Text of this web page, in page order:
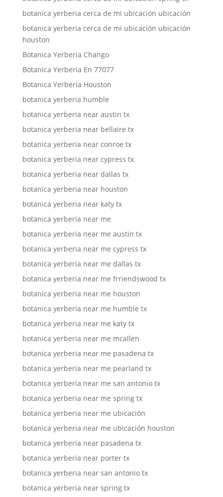
botanica yerberia cerca de mi ubicación ubicación
botanica yerberia cerca de mi ubicación ubicación
houston
Botanica Yerberia Chango
Botanica Yerberia En 77077
Botanica Yerberia Houston
botanica yerberia humble
botanica yerberia near austin tx
botanica yerberia near bellaire tx
botanica yerberia near conroe tx
botanica yerberia near cypress tx
botanica yerberia near dallas tx
botanica yerberia near houston
botanica yerberia near katy tx
botanica yerberia near me
botanica yerberia near me austin tx
botanica yerberia near me cypress tx
botanica yerberia near me dallas tx
botanica yerberia near me frriendswood tx
botanica yerberia near me houston
botanica yerberia near me humble tx
botanica yerberia near me katy tx
botanica yerberia near me mcallen
botanica yerberia near me pasadena tx
botanica yerberia near me pearland tx
botanica yerberia near me san antonio tx
botanica yerberia near me spring tx
botanica yerberia near me ubicación
botanica yerberia near me ubicación houston
botanica yerberia near pasadena tx
botanica yerberia near porter tx
botanica yerberia near san antonio tx
botanica yerberia near spring tx